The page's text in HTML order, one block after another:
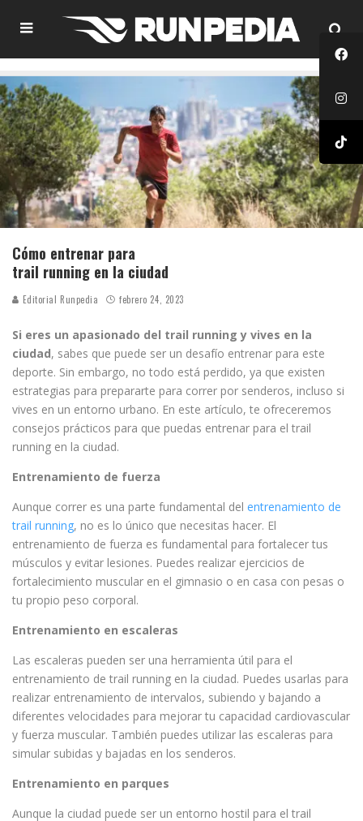
Cómo entrenar para
trail running en la ciudad
Editorial Runpedia febrero 24, 2023
Si eres un apasionado del trail running y vives en la
ciudad, sabes que puede ser un desafío entrenar para este
deporte. Sin embargo, no todo está perdido, ya que existen
estrategias para prepararte para correr por senderos, incluso si
vives en un entorno urbano. En este artículo, te ofreceremos
consejos prácticos para que puedas entrenar para el trail
running en la ciudad.
Entrenamiento de fuerza
Aunque correr es una parte fundamental del entrenamiento de
trail running, no es lo único que necesitas hacer. El
entrenamiento de fuerza es fundamental para fortalecer tus
músculos y evitar lesiones. Puedes realizar ejercicios de
fortalecimiento muscular en el gimnasio o en casa con pesas o
tu propio peso corporal.
Entrenamiento en escaleras
Las escaleras pueden ser una herramienta útil para el
entrenamiento de trail running en la ciudad. Puedes usarlas para
realizar entrenamiento de intervalos, subiendo y bajando a
diferentes velocidades para mejorar tu capacidad cardiovascular
y fuerza muscular. También puedes utilizar las escaleras para
simular subidas y bajadas en los senderos.
Entrenamiento en parques
Aunque la ciudad puede ser un entorno hostil para el trail